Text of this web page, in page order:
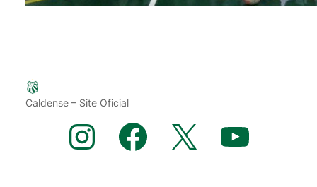
Caldense – Site Oficial
Instagram Facebook X YouTube